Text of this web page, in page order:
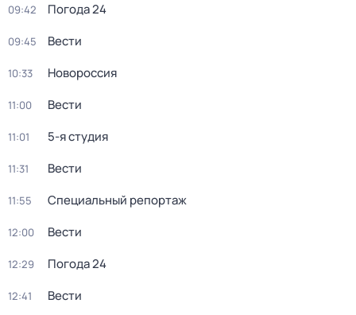
09:42 Погода 24
09:45 Вести
10:33 Новороссия
11:00 Вести
11:01 5-я студия
11:31 Вести
11:55 Специальный репортаж
12:00 Вести
12:29 Погода 24
12:41 Вести